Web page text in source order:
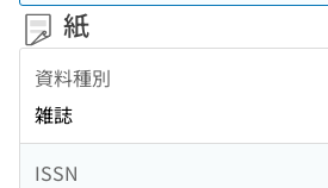
紙
資料種別
雑誌
ISSN